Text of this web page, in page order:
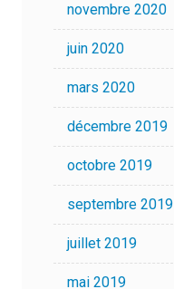
novembre 2020
juin 2020
mars 2020
décembre 2019
octobre 2019
septembre 2019
juillet 2019
mai 2019